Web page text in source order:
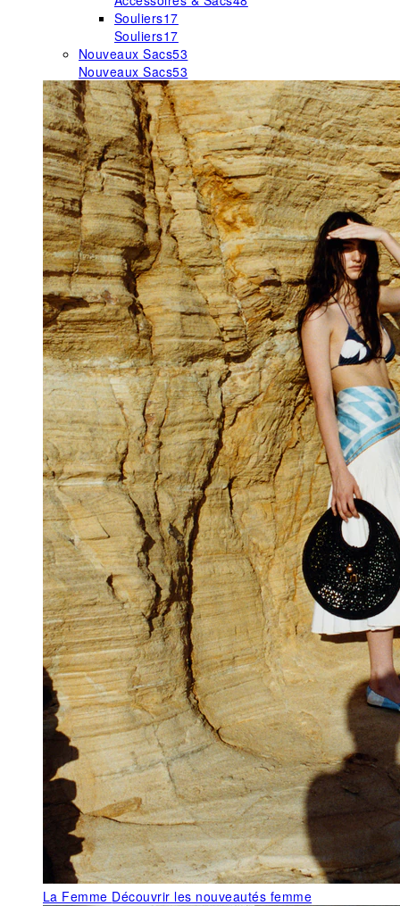
Souliers17
Souliers17
Nouveaux Sacs53
Nouveaux Sacs53
La Femme Découvrir les nouveautés femme